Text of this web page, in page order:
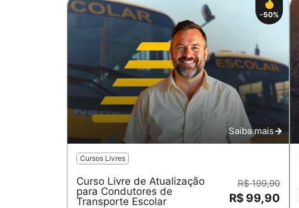
-50%
Saiba mais
Cursos Livres
Curso Livre de Atualização
para Condutores de
Transporte Escolar
R$ 199,90
R$ 99,90